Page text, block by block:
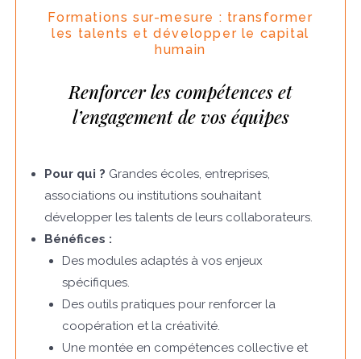
Formations sur-mesure : transformer
les talents et développer le capital
humain
Renforcer les compétences et
l’engagement de vos équipes
Pour qui ? Grandes écoles, entreprises,
associations ou institutions souhaitant
développer les talents de leurs collaborateurs.
Bénéfices :
Des modules adaptés à vos enjeux
spécifiques.
Des outils pratiques pour renforcer la
coopération et la créativité.
Une montée en compétences collective et